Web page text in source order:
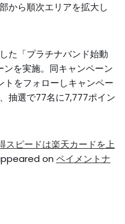
から順次エリアを拡大し
た「プラチナバンド始動
を実施。同キャンペーン
トをフォローしキャンペー
抽選で77名に7,777ポイン
スピードは楽天カードを上
on ペイメントナ